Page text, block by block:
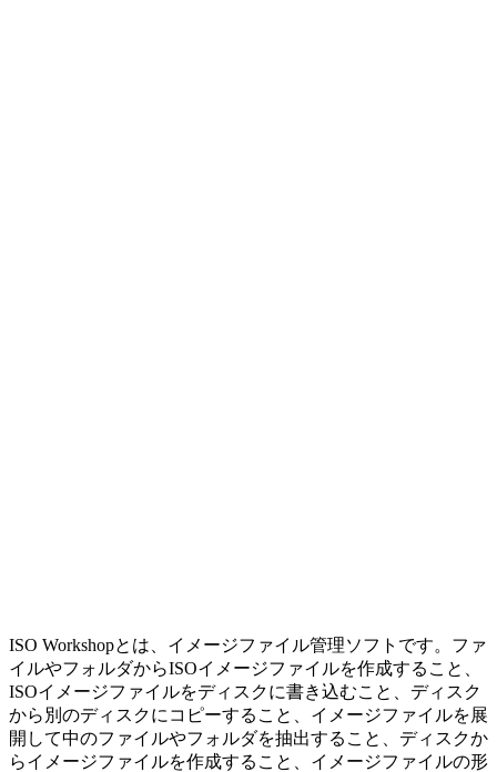
ISO Workshopとは、イメージファイル管理ソフトです。ファ
イルやフォルダからISOイメージファイルを作成すること、
ISOイメージファイルをディスクに書き込むこと、ディスク
から別のディスクにコピーすること、イメージファイルを展
開して中のファイルやフォルダを抽出すること、ディスクか
らイメージファイルを作成すること、イメージファイルの形